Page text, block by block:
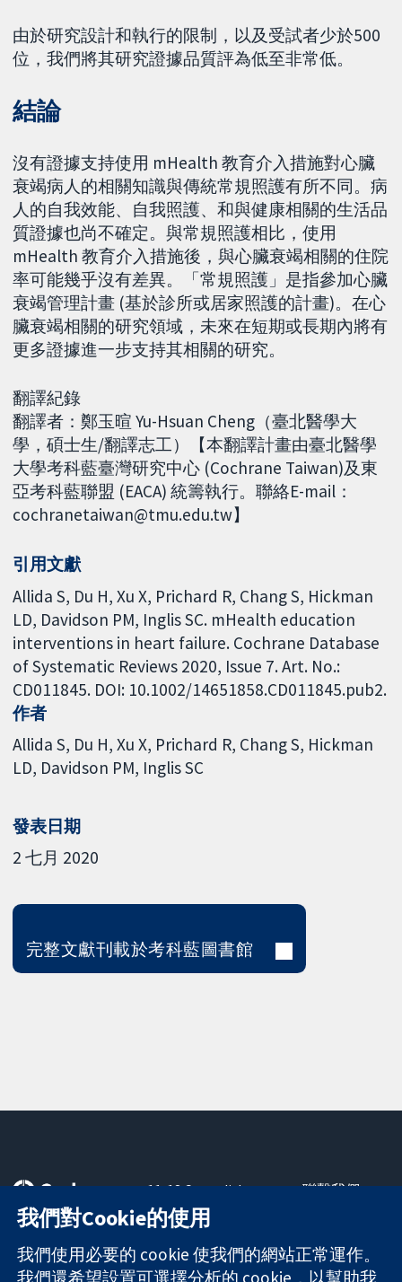
由於研究設計和執行的限制，以及受試者少於500
位，我們將其研究證據品質評為低至非常低。
結論
沒有證據支持使用 mHealth 教育介入措施對心臟
衰竭病人的相關知識與傳統常規照護有所不同。病
人的自我效能、自我照護、和與健康相關的生活品
質證據也尚不確定。與常規照護相比，使用
mHealth 教育介入措施後，與心臟衰竭相關的住院
率可能幾乎沒有差異。「常規照護」是指參加心臟
衰竭管理計畫 (基於診所或居家照護的計畫)。在心
臟衰竭相關的研究領域，未來在短期或長期內將有
更多證據進一步支持其相關的研究。
翻譯紀錄
翻譯者：鄭玉暄 Yu-Hsuan Cheng（臺北醫學大
學，碩士生/翻譯志工）【本翻譯計畫由臺北醫學
大學考科藍臺灣研究中心 (Cochrane Taiwan)及東
亞考科藍聯盟 (EACA) 統籌執行。聯絡E-mail：
cochranetaiwan@tmu.edu.tw】
引用文獻
Allida S, Du H, Xu X, Prichard R, Chang S, Hickman
LD, Davidson PM, Inglis SC. mHealth education
interventions in heart failure. Cochrane Database
of Systematic Reviews 2020, Issue 7. Art. No.:
CD011845. DOI: 10.1002/14651858.CD011845.pub2.
作者
Allida S Du H Xu X Prichard R Chang S Hickman
LD Davidson PM Inglis SC
發表日期
2 七月 2020
完整文獻刊載於考科藍圖書館
可信任實證
知情決定
更完善的健康照
11-13 Cavendish
Square
London
W1G 0AN
United Kingdom
聯繫我們
關於我們
工作機會
我們對Cookie的使用
我們使用必要的 cookie 使我們的網站正常運作。
我們還希望設置可選擇分析的 cookie，以幫助我